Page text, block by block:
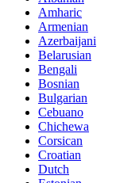
Amharic
Armenian
Azerbaijani
Belarusian
Bengali
Bosnian
Bulgarian
Cebuano
Chichewa
Corsican
Croatian
Dutch